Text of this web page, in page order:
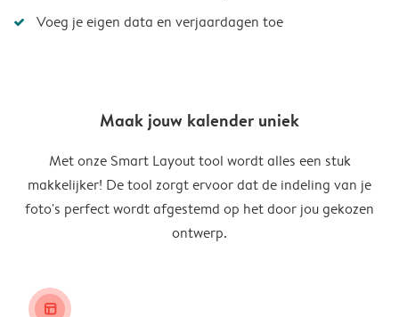
Voeg je eigen data en verjaardagen toe
Maak jouw kalender uniek
Met onze Smart Layout tool wordt alles een stuk
makkelijker! De tool zorgt ervoor dat de indeling van je
foto's perfect wordt afgestemd op het door jou gekozen
ontwerp.
layout_alt